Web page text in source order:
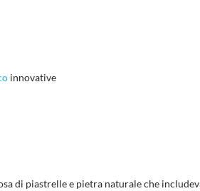
innovative
di piastrelle e pietra naturale che